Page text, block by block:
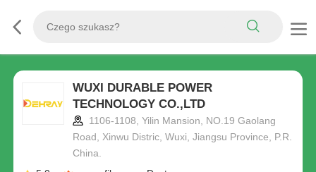
WUXI DURABLE POWER
TECHNOLOGY CO.,LTD
1106-1108, Yilin Mansion, NO.19 Gaolang
Road, Xinwu Distric, Wuxi, Jiangsu Province, P.R.
China.